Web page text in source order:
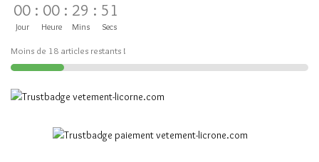
00
Jour
: 00
Heure
: 29
Mins
: 51
Secs
Moins de 18 articles restants !